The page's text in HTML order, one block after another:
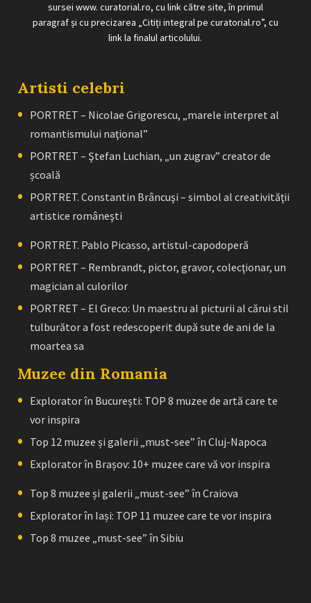
sursei www. curatorial.ro, cu link către site, în primul
paragraf și cu precizarea „Citiți integral pe curatorial.ro”, cu
link la finalul articolului.
Artisti celebri
PORTRET – Nicolae Grigorescu, „marele interpret al
romantismului naţional”
PORTRET – Ştefan Luchian, „un zugrav” creator de
școală
PORTRET. Constantin Brâncuşi – simbol al creativităţii
artistice româneşti
PORTRET. Pablo Picasso, artistul-capodoperă
PORTRET – Rembrandt, pictor, gravor, colecţionar, un
magician al culorilor
PORTRET – El Greco: Un maestru al picturii al cărui stil
tulburător a fost redescoperit după sute de ani de la
moartea sa
Muzee din Romania
Explorator în București: TOP 8 muzee de artă care te
vor inspira
Top 12 muzee și galerii „must-see” în Cluj-Napoca
Explorator în Brașov: 10+ muzee care vă vor inspira
Top 8 muzee și galerii „must-see” în Craiova
Explorator în Iași: TOP 11 muzee care te vor inspira
Top 8 muzee „must-see” în Sibiu